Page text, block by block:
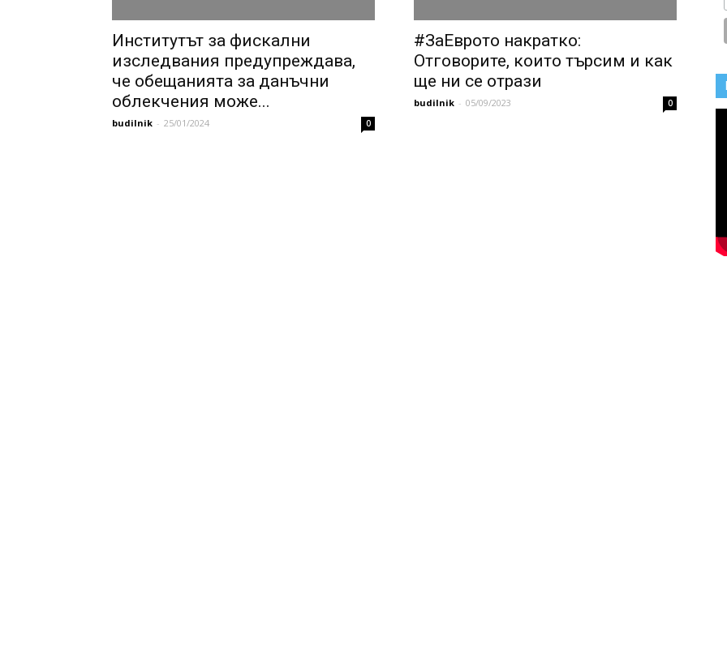
Институтът за фискални
изследвания предупреждава,
че обещанията за данъчни
облекчения може...
budilnik - 25/01/2024 0
#ЗаЕврото накратко:
Отговорите, които търсим и как
ще ни се отрази
budilnik - 05/09/2023 0